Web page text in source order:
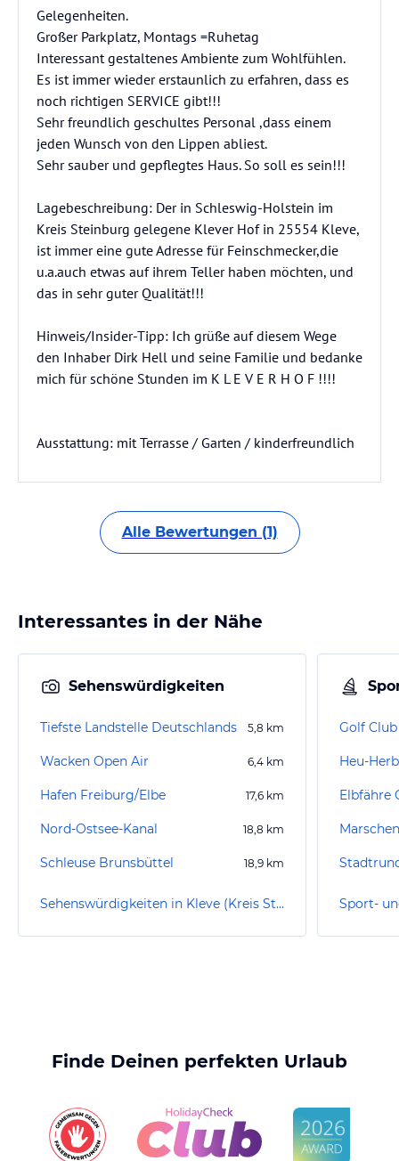
Gelegenheiten.
Großer Parkplatz, Montags =Ruhetag
Interessant gestaltenes Ambiente zum Wohlfühlen.
Es ist immer wieder erstaunlich zu erfahren, dass es
noch richtigen SERVICE gibt!!!
Sehr freundlich geschultes Personal ,dass einem
jeden Wunsch von den Lippen abliest.
Sehr sauber und gepflegtes Haus. So soll es sein!!!
Lagebeschreibung: Der in Schleswig-Holstein im
Kreis Steinburg gelegene Klever Hof in 25554 Kleve,
ist immer eine gute Adresse für Feinschmecker,die
u.a.auch etwas auf ihrem Teller haben möchten, und
das in sehr guter Qualität!!!
Hinweis/Insider-Tipp: Ich grüße auf diesem Wege
den Inhaber Dirk Hell und seine Familie und bedanke
mich für schöne Stunden im K L E V E R H O F !!!!
Ausstattung: mit Terrasse / Garten / kinderfreundlich
Alle Bewertungen (1)
Interessantes in der Nähe
Sehenswürdigkeiten
Tiefste Landstelle Deutschlands 5,8 km
Wacken Open Air 6,4 km
Hafen Freiburg/Elbe 17,6 km
Nord-Ostsee-Kanal 18,8 km
Schleuse Brunsbüttel 18,9 km
Sehenswürdigkeiten in Kleve (Kreis Steinburg)
Heu-
Elbfähre
Finde Deinen perfekten Urlaub